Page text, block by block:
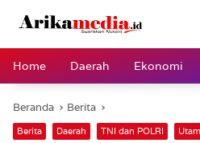
Home
Daerah Ekonomi
Beranda Berita
Berita Daerah TNI dan POLRI